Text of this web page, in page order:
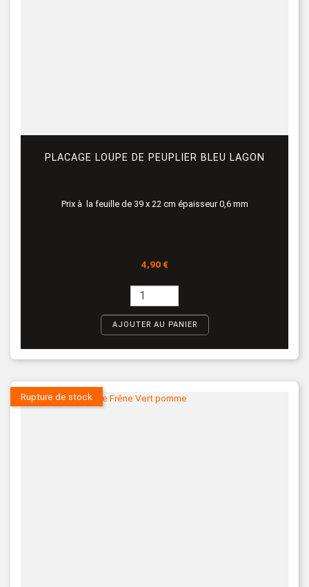
PLACAGE LOUPE DE PEUPLIER BLEU LAGON
Prix à la feuille de 39 x 22 cm épaisseur 0,6 mm
Prix
4,90 €
AJOUTER AU PANIER
Rupture de stock